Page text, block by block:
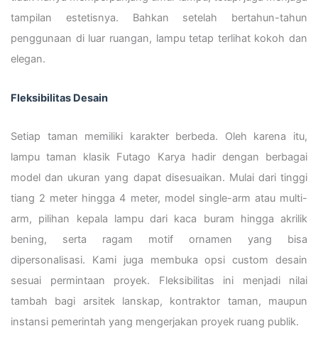
tampilan estetisnya. Bahkan setelah bertahun-tahun
penggunaan di luar ruangan, lampu tetap terlihat kokoh dan
elegan.
Fleksibilitas Desain
Setiap taman memiliki karakter berbeda. Oleh karena itu,
lampu taman klasik Futago Karya hadir dengan berbagai
model dan ukuran yang dapat disesuaikan. Mulai dari tinggi
tiang 2 meter hingga 4 meter, model single-arm atau multi-
arm, pilihan kepala lampu dari kaca buram hingga akrilik
bening, serta ragam motif ornamen yang bisa
dipersonalisasi. Kami juga membuka opsi custom desain
sesuai permintaan proyek. Fleksibilitas ini menjadi nilai
tambah bagi arsitek lanskap, kontraktor taman, maupun
instansi pemerintah yang mengerjakan proyek ruang publik.